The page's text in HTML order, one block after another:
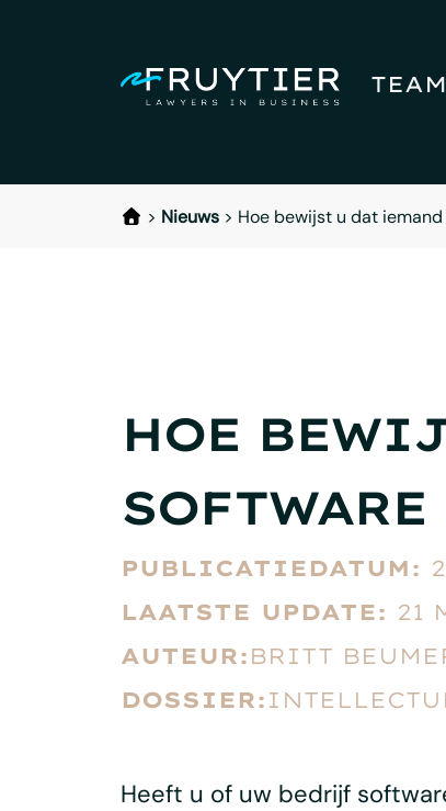
TEAM
> Nieuws> Hoe bewijst u dat
HOE
PUBLICATIEDATUM:
LAATSTE UPDATE: 21
AUTEUR: BRITT
DOSSIER:
Heeft u of uw bedrijf